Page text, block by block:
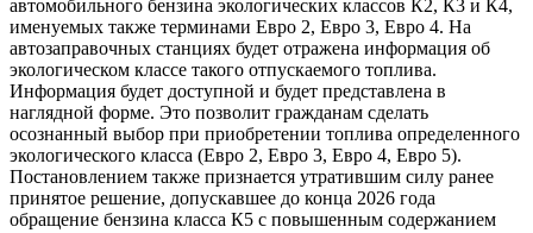
автомобильного бензина экологических классов К2, К3 и К4,
именуемых также терминами Евро 2, Евро 3, Евро 4. На
автозаправочных станциях будет отражена информация об
экологическом классе такого отпускаемого топлива.
Информация будет доступной и будет представлена в
наглядной форме. Это позволит гражданам сделать
осознанный выбор при приобретении топлива определенного
экологического класса (Евро 2, Евро 3, Евро 4, Евро 5).
Постановлением также признается утратившим силу ранее
принятое решение, допускавшее до конца 2026 года
обращение бензина класса К5 с повышенным содержанием